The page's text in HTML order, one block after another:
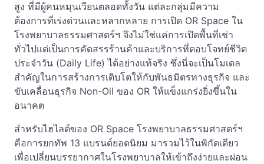
สูง ที่มีผู้คนหมุนเวียนตลอดทั้งวัน แต่ละกลุ่มมีความ
ต้องการที่เร่งด่วนและหลากหลาย การเปิด OR Space ใน
โรงพยาบาลธรรมศาสตร์ฯ จึงไม่ใช่แค่การเปิดพื้นที่เช่า
ทั่วไปแต่เป็นการคัดสรรร้านค้าและบริการที่ตอบโจทย์ชีวิต
ประจำวัน (Daily Life) ได้อย่างแท้จริง ซึ่งนี่จะเป็นโมเดล
สำคัญในการสร้างการเติบโตให้กับพันธมิตรทางธุรกิจ และ
ขับเคลื่อนธุรกิจ Non-Oil ของ OR ให้แข็งแกร่งยิ่งขึ้นใน
อนาคต
สำหรับไฮไลต์ของ OR Space โรงพยาบาลธรรมศาสตร์ฯ
คือการยกทัพ 13 แบรนด์ยอดนิยม มารวมไว้ในพิกัดเดียว
เพื่อเปลี่ยนบรรยากาศในโรงพยาบาลให้เข้าถึงง่ายและผ่อน